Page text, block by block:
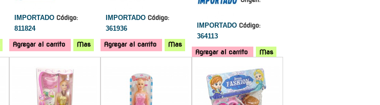
IMPORTADO Código:
811824
Agregar al carrito Mas
IMPORTADO Código:
361936
Agregar al carrito Mas
IMPORTADO Código:
364113
Agregar al carrito
Mas